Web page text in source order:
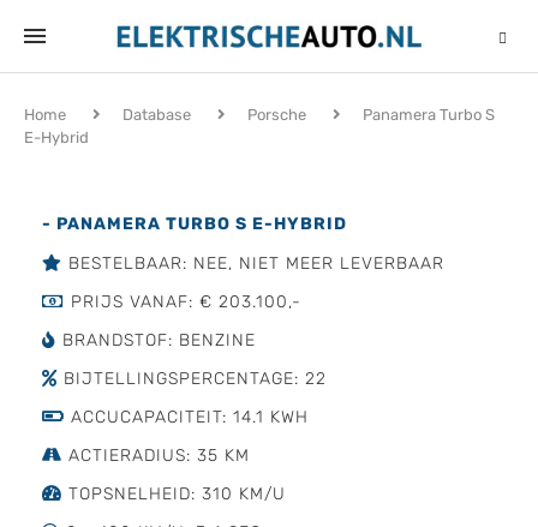
Home Database Porsche
Panamera Turbo S
E-Hybrid
- PANAMERA TURBO S E-HYBRID
BESTELBAAR: NEE, NIET MEER LEVERBAAR
PRIJS VANAF: € 203.100,-
BRANDSTOF: BENZINE
BIJTELLINGSPERCENTAGE: 22
ACCUCAPACITEIT: 14.1 KWH
ACTIERADIUS: 35 KM
TOPSNELHEID: 310 KM/U